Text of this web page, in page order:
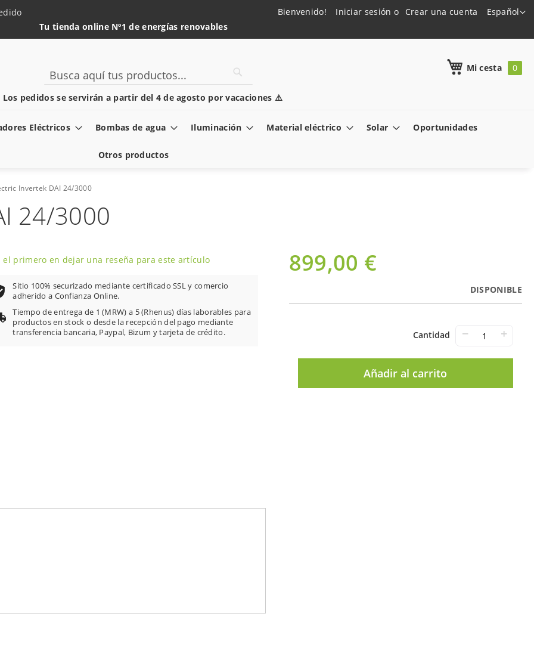
Lenguaje
Español
Bienvenido! Iniciar sesión Crear una cuenta
Tu tienda online Nº1 de energías renovables
pedidos se servirán a partir del 4 de agosto por vacaciones ⚠️
Mi cesta
Search
Eléctricos Bombas de agua Iluminación Material eléctrico Solar Oportunidades
Otros productos
Invertek DAI 24/3000
24/3000
899,00 €
DISPONIBLE
Cantidad − +
Añadir al carrito
el primero en dejar una reseña para este artículo
Sitio 100% securizado mediante certificado SSL y comercio
adherido a Confianza Online.
Tiempo de entrega de 1 (MRW) a 5 (Rhenus) días laborables para
productos en stock o desde la recepción del pago mediante
transferencia bancaria, Paypal, Bizum y tarjeta de crédito.